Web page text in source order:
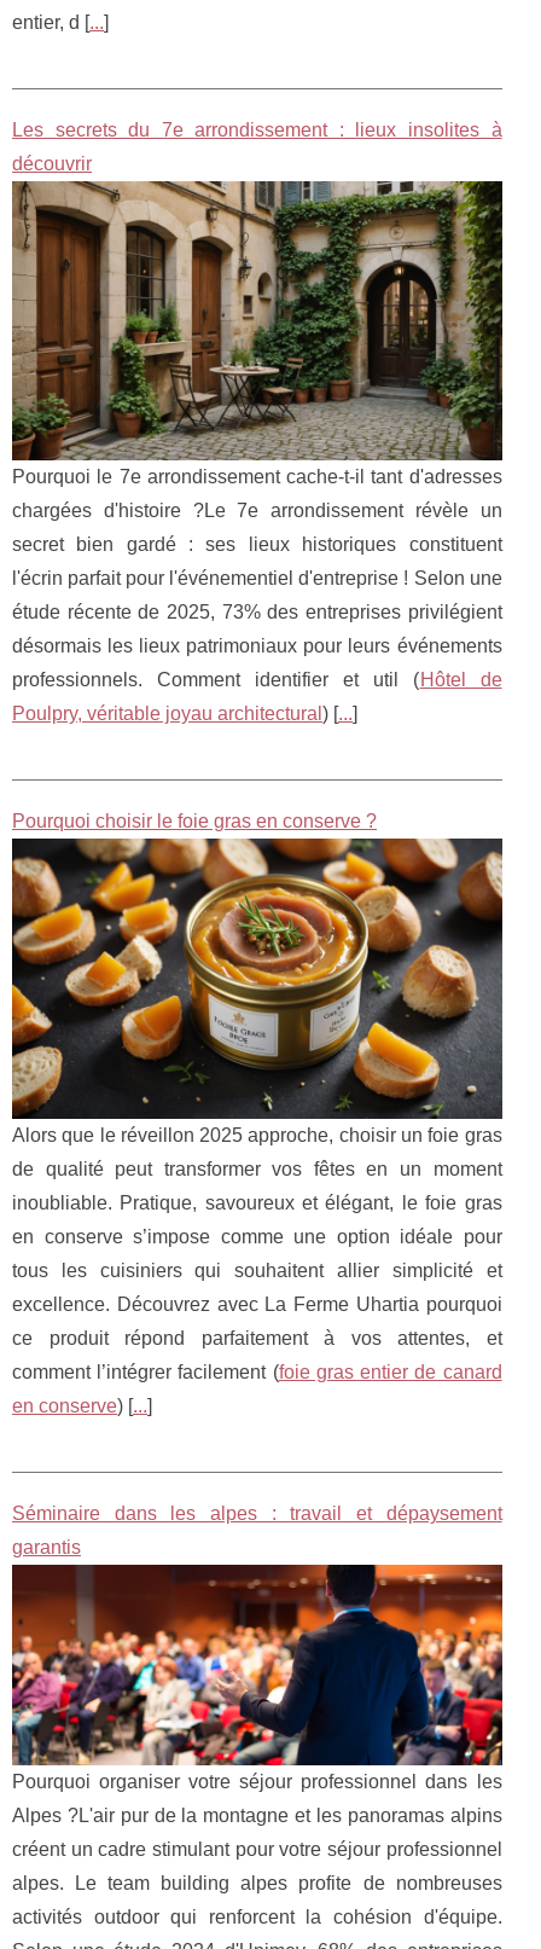
entier, d [...]
Les secrets du 7e arrondissement : lieux insolites à
découvrir
Pourquoi le 7e arrondissement cache-t-il tant d'adresses
chargées d'histoire ?Le 7e arrondissement révèle un
secret bien gardé : ses lieux historiques constituent
l'écrin parfait pour l'événementiel d'entreprise ! Selon une
étude récente de 2025, 73% des entreprises privilégient
désormais les lieux patrimoniaux pour leurs événements
professionnels. Comment identifier et util (Hôtel de
Poulpry, véritable joyau architectural ) [...]
Pourquoi choisir le foie gras en conserve ?
Alors que le réveillon 2025 approche, choisir un foie gras
de qualité peut transformer vos fêtes en un moment
inoubliable. Pratique, savoureux et élégant, le foie gras
en conserve s’impose comme une option idéale pour
tous les cuisiniers qui souhaitent allier simplicité et
excellence. Découvrez avec La Ferme Uhartia pourquoi
ce produit répond parfaitement à vos attentes, et
comment l’intégrer facilement (foie gras entier de canard
en conserve) [...]
Séminaire dans les alpes : travail et dépaysement
garantis
Pourquoi organiser votre séjour professionnel dans les
Alpes ?L'air pur de la montagne et les panoramas alpins
créent un cadre stimulant pour votre séjour professionnel
alpes. Le team building alpes profite de nombreuses
activités outdoor qui renforcent la cohésion d'équipe.